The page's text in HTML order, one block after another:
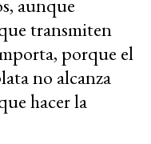
aunque
transmiten
porque el
no alcanza
hacer la